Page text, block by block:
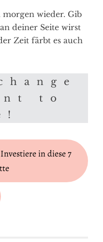
morgen wieder. Gib
deiner Seite wirst
Zeit färbt es auch
to
in diese 7